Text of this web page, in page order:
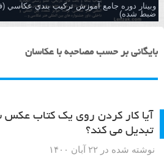
وبینار دوره جامع آموزش تركيب بندي عكاسي
ضبط شده)
بایگانی بر حسب مصاحبه با عکاسان
آیا کار کردن روی یک کتاب عکس
تبدیل می کند؟
نوشته شده در ۲۲ آبان ۱۴۰۰